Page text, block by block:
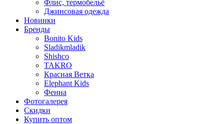
Флис, термобельё
Джинсовая одежда
Новинки
Бренды
Bonito Kids
Sladikmladik
Shishco
TAKRO
Красная Ветка
Elephant Kids
Фенна
Фотогалерея
Скидки
Купить оптом